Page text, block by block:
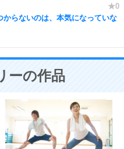
からないのは、本気になっていな
ーの作品